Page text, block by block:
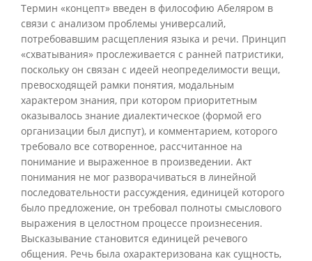
Термин «концепт» введен в философию Абеляром в
связи с анализом проблемы универсалий,
потребовавшим расщепления языка и речи. Принцип
«схватывания» прослеживается с ранней патристики,
поскольку он связан с идеей неопределимости вещи,
превосходящей рамки понятия, модальным
характером знания, при котором приоритетным
оказывалось знание диалектическое (формой его
организации был диспут), и комментарием, которого
требовало все сотворенное, рассчитанное на
понимание и выраженное в произведении. Акт
понимания не мог разворачиваться в линейной
последовательности рассуждения, единицей которого
было предложение, он требовал полноты смыслового
выражения в целостном процессе произнесения.
Высказывание становится единицей речевого
общения. Речь была охарактеризована как сущность,